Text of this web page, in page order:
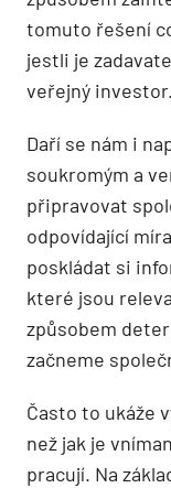
tomuto řešení
jestli je
veřejný investor.
Daří se nám i
soukromým a
připravovat
odpovídající
poskládat si
které jsou
způsobem
začneme
Často to ukáže
než jak je
pracují. Na